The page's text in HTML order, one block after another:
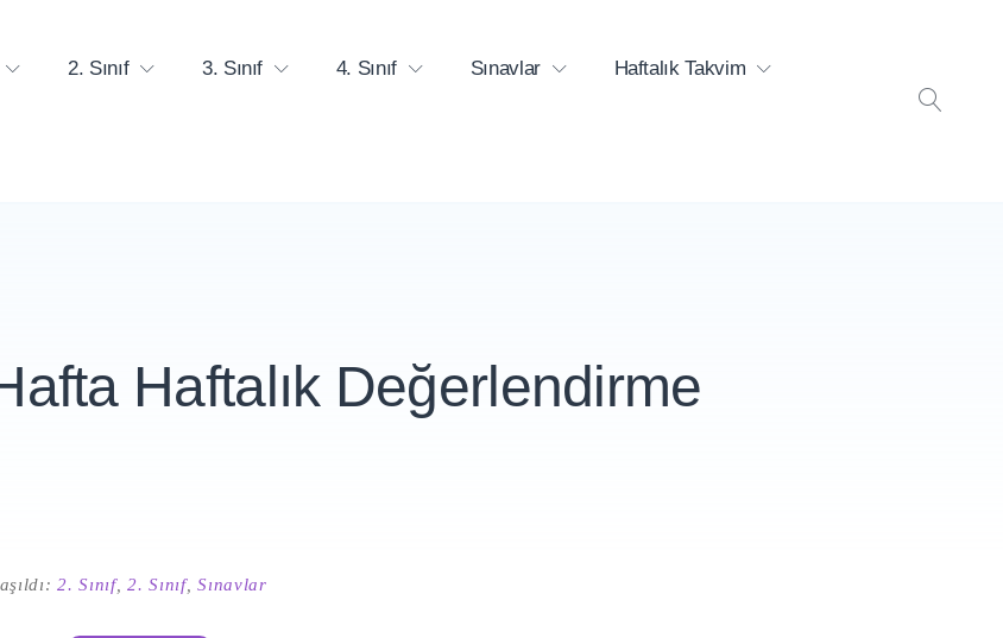
2. Sınıf 3. Sınıf 4. Sınıf Sınavlar Haftalık Takvim
Haftalık Değerlendirme
2. Sınıf,2. Sınıf,Sınavlar